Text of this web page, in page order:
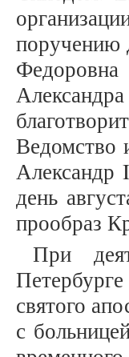
поручению
Ведомство
Александр
день
прообраз
При
святого
с